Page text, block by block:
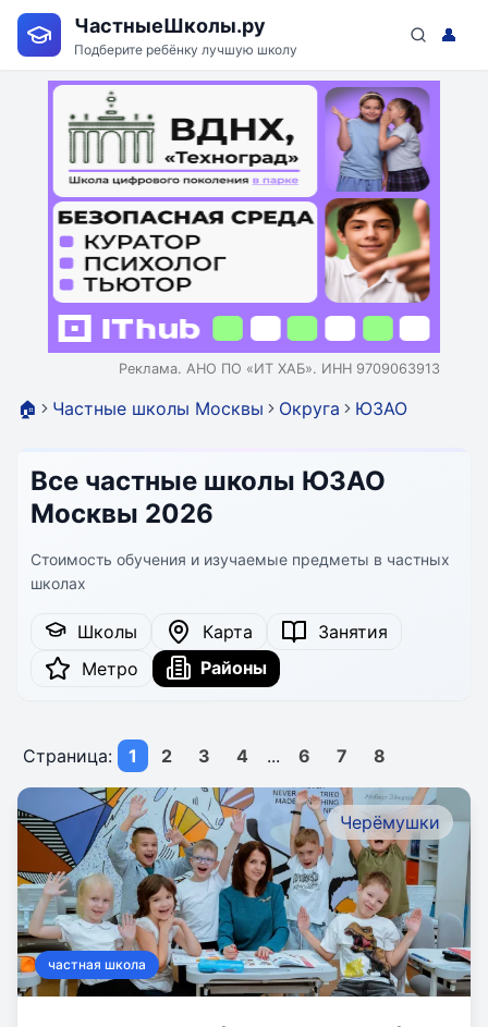
ЧастныеШколы.ру
Подберите ребёнку лучшую школу
👤
Реклама. АНО ПО «ИТ ХАБ». ИНН 9709063913
🏠 Частные школы Москвы Округа ЮЗАО
Все частные школы ЮЗАО
Москвы 2026
Стоимость обучения и изучаемые предметы в частных
школах
Школы Карта
Занятия
Метро
Районы
Страница: 1 2 3 4 ... 6 7 8
Черёмушки
частная школа